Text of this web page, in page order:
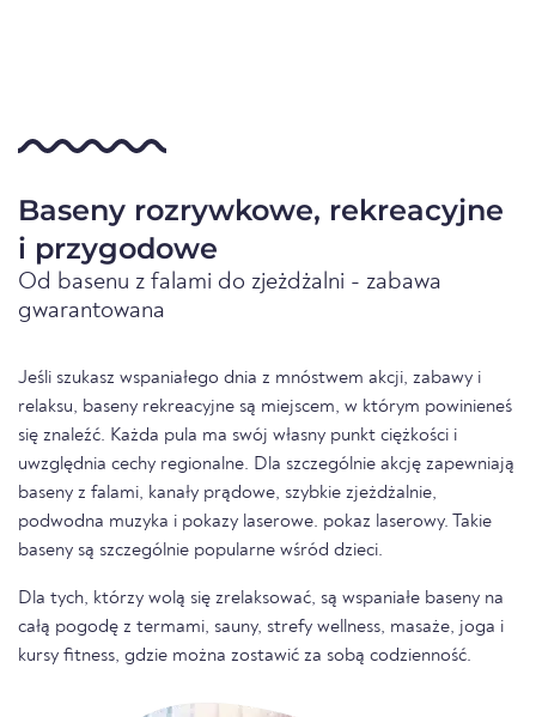
Baseny rozrywkowe, rekreacyjne
i przygodowe
Od basenu z falami do zjeżdżalni - zabawa
gwarantowana
Jeśli szukasz wspaniałego dnia z mnóstwem akcji, zabawy i
relaksu, baseny rekreacyjne są miejscem, w którym powinieneś
się znaleźć. Każda pula ma swój własny punkt ciężkości i
uwzględnia cechy regionalne. Dla szczególnie akcję zapewniają
baseny z falami, kanały prądowe, szybkie zjeżdżalnie,
podwodna muzyka i pokazy laserowe. pokaz laserowy. Takie
baseny są szczególnie popularne wśród dzieci.
Dla tych, którzy wolą się zrelaksować, są wspaniałe baseny na
całą pogodę z termami, sauny, strefy wellness, masaże, joga i
kursy fitness, gdzie można zostawić za sobą codzienność.